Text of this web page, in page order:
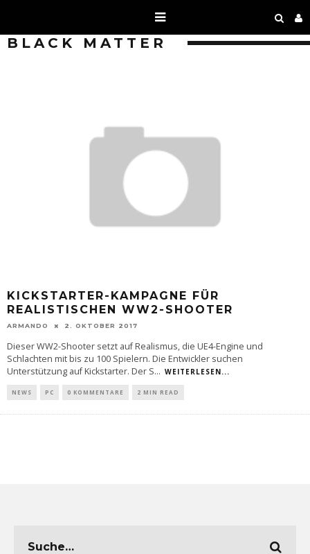
BLACK MATTER
KICKSTARTER-KAMPAGNE FÜR
REALISTISCHEN WW2-SHOOTER
ARMANDO 2. OKTOBER 2017
Dieser WW2-Shooter setzt auf Realismus, die UE4-Engine und
Schlachten mit bis zu 100 Spielern. Die Entwickler suchen
Unterstützung auf Kickstarter. Der S... WEITERLESEN...
NEWS PC 0 KOMMENTARE 2 MIN READ